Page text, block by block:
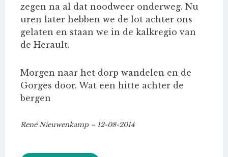
zegen na al dat noodweer onderweg. Nu
uren later hebben we de lot achter ons
gelaten en staan we in de kalkregio van
de Herault.
Morgen naar het dorp wandelen en de
Gorges door. Wat een hitte achter de
bergen
René Nieuwenkamp – 12-08-2014